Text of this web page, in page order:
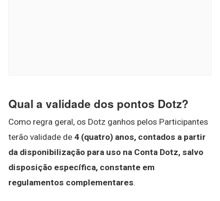
Qual a validade dos pontos Dotz?
Como regra geral, os Dotz ganhos pelos Participantes
terão validade de 4 (quatro) anos, contados a partir
da disponibilização para uso na Conta Dotz, salvo
disposição específica, constante em
regulamentos complementares.